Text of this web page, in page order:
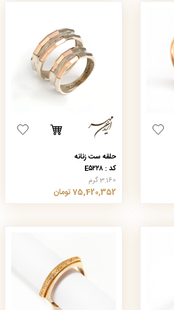
حلقه ست زنانه
کد : E۵۲۲۸
3.160 گرم
75,420,352 تومان